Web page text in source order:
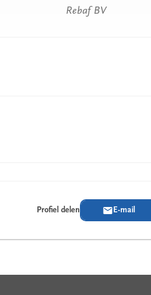
Rebaf BV
Profiel delen E-mail